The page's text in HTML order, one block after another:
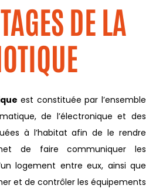
DE LA
est constituée par l’ensemble
de l’électronique et des
à l’habitat afin de le rendre
de faire communiquer les
logement entre eux, ainsi que
et de contrôler les équipements